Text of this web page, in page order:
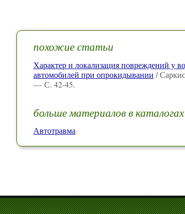
похожие статьи
Характер и локализация повреждений у
автомобилей при опрокидывании /
— С. 42-45.
больше материалов в каталогах
Автотравма